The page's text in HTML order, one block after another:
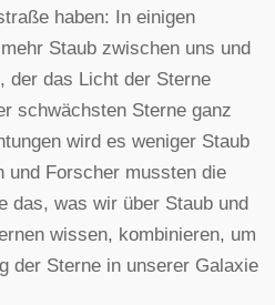
haben: In einigen
Staub zwischen uns und
der das Licht der Sterne
schwächsten Sterne ganz
wird es weniger Staub
und Forscher mussten die
das, was wir über Staub und
wissen, kombinieren, um
der Sterne in unserer Galaxie